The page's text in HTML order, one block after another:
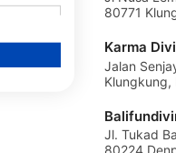
80771
Karma
Jalan
Jl. Tukad
80224